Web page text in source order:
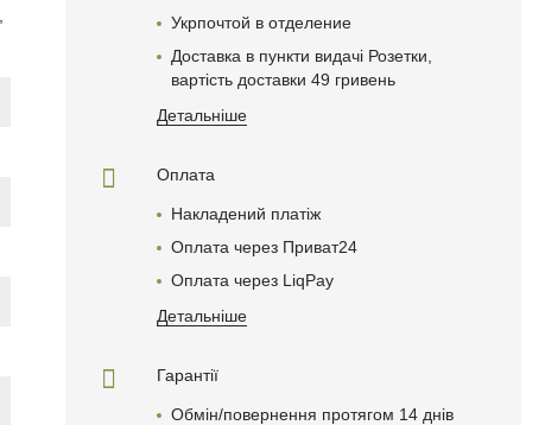
Укрпочтой в отделениe
Доставка в пункти видачі Розетки,
вартість доставки 49 гривень
Детальніше
Оплата
Накладений платіж
Оплата через Приват24
Оплата через LiqPay
Детальніше
Гарантії
Обмін/повернення протягом 14 днів